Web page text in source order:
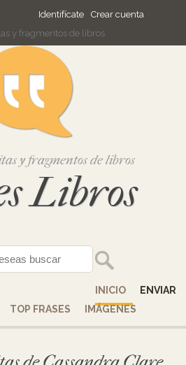
Identifícate Crear cuenta
y fragmentos de libros
y fragmentos de libros
Libros
INICIO
ENVIAR
TOP FRASES IMÁGENES